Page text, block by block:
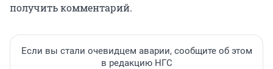
получить комментарий.
Если вы стали очевидцем аварии, сообщите об этом
в редакцию НГС